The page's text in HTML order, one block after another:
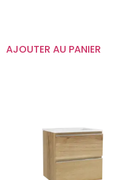
AJOUTER AU PANIER